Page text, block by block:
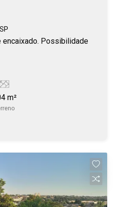
encaixado. Possibilidade
m²